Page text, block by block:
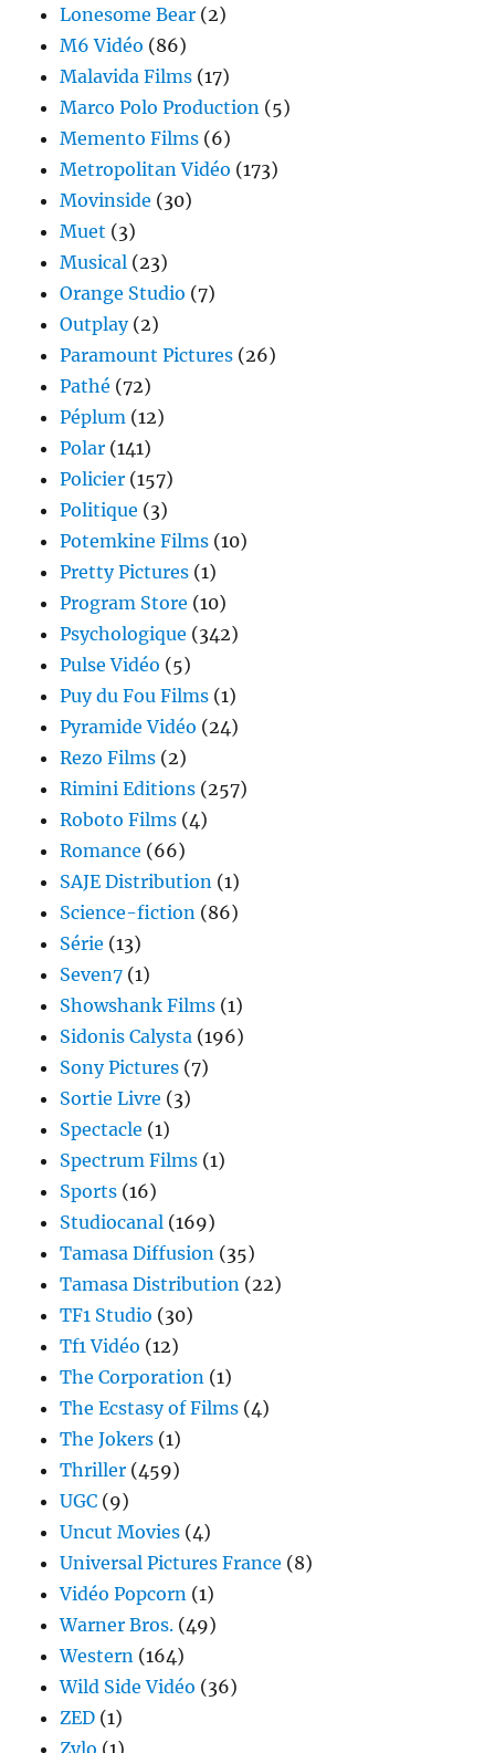
Lonesome Bear (2)
M6 Vidéo (86)
Malavida Films (17)
Marco Polo Production (5)
Memento Films (6)
Metropolitan Vidéo (173)
Movinside (30)
Muet (3)
Musical (23)
Orange Studio (7)
Outplay(2)
Paramount Pictures (26)
Pathé (72)
Péplum (12)
Polar (141)
Policier (157)
Politique (3)
Potemkine Films (10)
Pretty Pictures (1)
Program Store (10)
Psychologique (342)
Pulse Vidéo (5)
Puy du Fou Films (1)
Pyramide Vidéo (24)
Rezo Films (2)
Rimini Editions (257)
Roboto Films (4)
Romance (66)
SAJE Distribution (1)
Science-fiction (86)
Série (13)
Seven7 (1)
Showshank Films (1)
Sidonis Calysta (196)
Sony Pictures (7)
Sortie Livre (3)
Spectacle (1)
Spectrum Films (1)
Sports (16)
Studiocanal (169)
Tamasa Diffusion (35)
Tamasa Distribution (22)
TF1 Studio (30)
Tf1 Vidéo (12)
The Corporation (1)
The Ecstasy of Films (4)
The Jokers (1)
Thriller (459)
UGC (9)
Uncut Movies (4)
Universal Pictures France (8)
Vidéo Popcorn (1)
Warner Bros. (49)
Western (164)
Wild Side Vidéo (36)
ZED (1)
Zylo (1)